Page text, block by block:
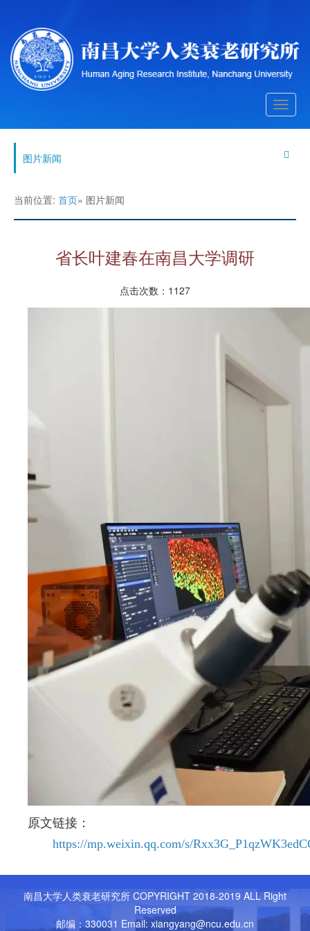
Toggle
图片新闻
当前位置: 首页» 图片新闻
省长叶建春在南昌大学调研
点击次数： 1127
原文链接：
https://mp.weixin.qq.com/s/
南昌大学人类衰老研究所 COPYRIGHT 2018-2019 ALL Right
Reserved
邮编：330031 Email: xiangyang@ncu.edu.cn